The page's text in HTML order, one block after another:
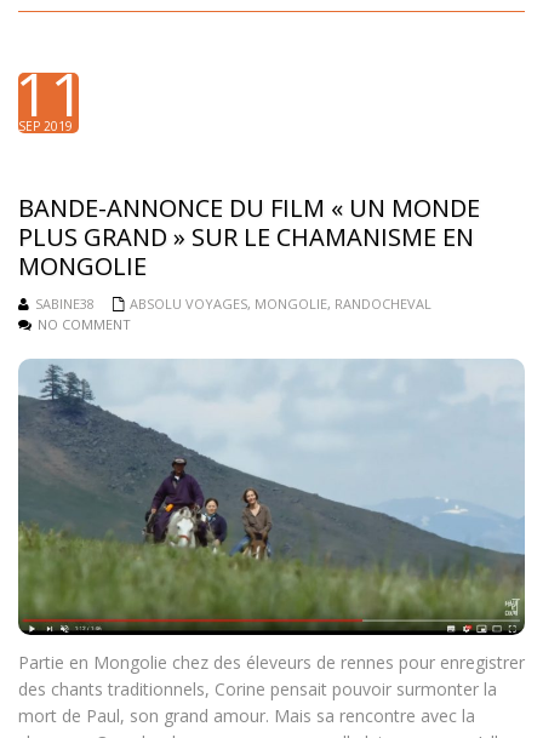
11
SEP 2019
BANDE-ANNONCE DU FILM « UN MONDE
PLUS GRAND » SUR LE CHAMANISME EN
MONGOLIE
SABINE38 ABSOLU VOYAGES, MONGOLIE, RANDOCHEVAL
NO COMMENT
Partie en Mongolie chez des éleveurs de rennes pour enregistrer
des chants traditionnels, Corine pensait pouvoir surmonter la
mort de Paul, son grand amour. Mais sa rencontre avec la